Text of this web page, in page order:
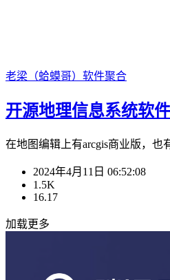
老梁（蛤蟆哥） 软件聚合
开源地理信息系统软
在地图编辑上有arcgis商业版，也
2024年4月11日 06:52:08
1.5K
16.17
加载更多